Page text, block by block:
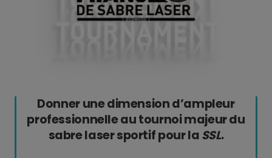
Donner une dimension d’ampleur
professionnelle au tournoi majeur du
sabre laser sportif pour la SSL.